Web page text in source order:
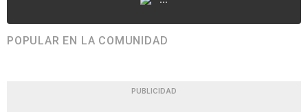
POPULAR EN LA COMUNIDAD
PUBLICIDAD